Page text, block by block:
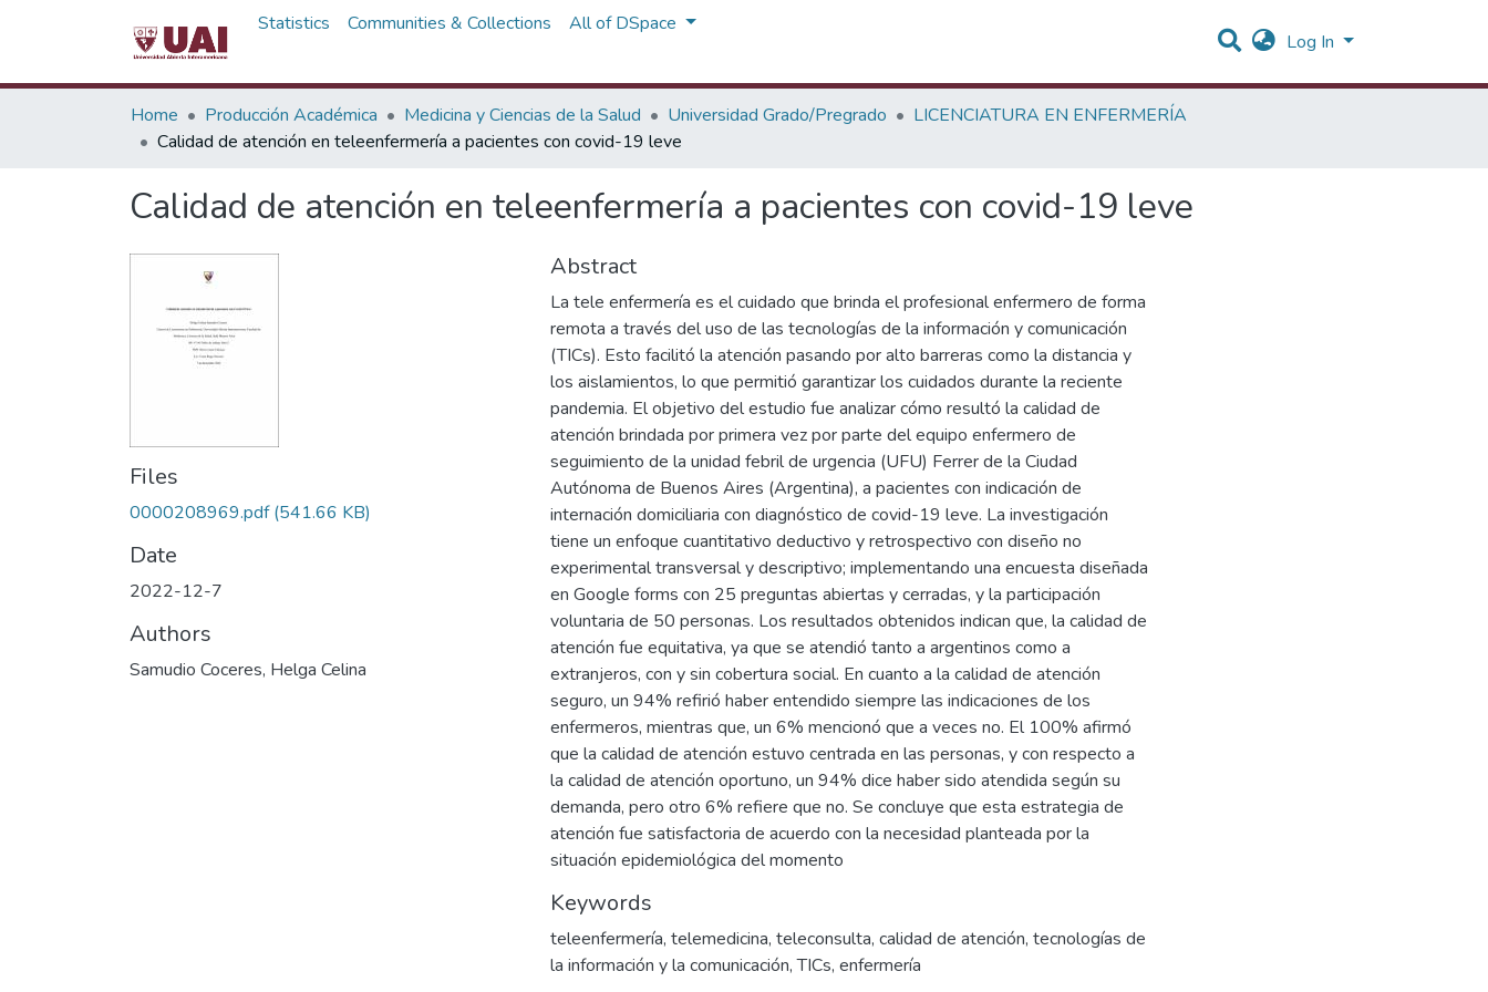
Statistics Communities & Collections All of DSpace
Log In
Home Producción Académica Medicina y Ciencias de la Salud Universidad Grado/Pregrado
LICENCIATURA EN ENFERMERÍA
Calidad de atención en teleenfermería a pacientes con covid-19 leve
Calidad de atención en teleenfermería a pacientes con covid-19 leve
Files
0000208969.pdf (541.66 KB)
Date
2022-12-7
Authors
Samudio Coceres, Helga Celina
Abstract
La tele enfermería es el cuidado que brinda el profesional enfermero de forma
remota a través del uso de las tecnologías de la información y comunicación
(TICs). Esto facilitó la atención pasando por alto barreras como la distancia y
los aislamientos, lo que permitió garantizar los cuidados durante la reciente
pandemia. El objetivo del estudio fue analizar cómo resultó la calidad de
atención brindada por primera vez por parte del equipo enfermero de
seguimiento de la unidad febril de urgencia (UFU) Ferrer de la Ciudad
Autónoma de Buenos Aires (Argentina), a pacientes con indicación de
internación domiciliaria con diagnóstico de covid-19 leve. La investigación
tiene un enfoque cuantitativo deductivo y retrospectivo con diseño no
experimental transversal y descriptivo; implementando una encuesta diseñada
en Google forms con 25 preguntas abiertas y cerradas, y la participación
voluntaria de 50 personas. Los resultados obtenidos indican que, la calidad de
atención fue equitativa, ya que se atendió tanto a argentinos como a
extranjeros, con y sin cobertura social. En cuanto a la calidad de atención
seguro, un 94% refirió haber entendido siempre las indicaciones de los
enfermeros, mientras que, un 6% mencionó que a veces no. El 100% afirmó
que la calidad de atención estuvo centrada en las personas, y con respecto a
la calidad de atención oportuno, un 94% dice haber sido atendida según su
demanda, pero otro 6% refiere que no. Se concluye que esta estrategia de
atención fue satisfactoria de acuerdo con la necesidad planteada por la
situación epidemiológica del momento
Keywords
teleenfermería, telemedicina, teleconsulta, calidad de atención, tecnologías de
la información y la comunicación, TICs, enfermería